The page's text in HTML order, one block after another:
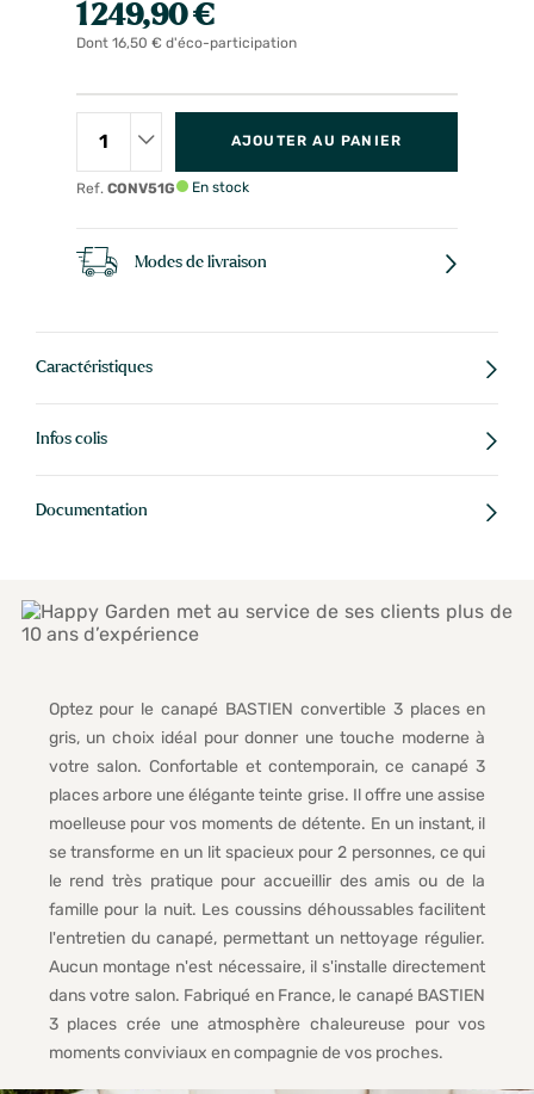
1 249,90 €
Dont 16,50 € d'éco-participation
Ref. CONV51G
AJOUTER AU PANIER
En stock
Modes de livraison
Caractéristiques
Infos colis
Documentation
Optez pour le canapé BASTIEN convertible 3 places en
gris, un choix idéal pour donner une touche moderne à
votre salon. Confortable et contemporain, ce canapé 3
places arbore une élégante teinte grise. Il offre une assise
moelleuse pour vos moments de détente. En un instant, il
se transforme en un lit spacieux pour 2 personnes, ce qui
le rend très pratique pour accueillir des amis ou de la
famille pour la nuit. Les coussins déhoussables facilitent
l'entretien du canapé, permettant un nettoyage régulier.
Aucun montage n'est nécessaire, il s'installe directement
dans votre salon. Fabriqué en France, le canapé BASTIEN
3 places crée une atmosphère chaleureuse pour vos
moments conviviaux en compagnie de vos proches.